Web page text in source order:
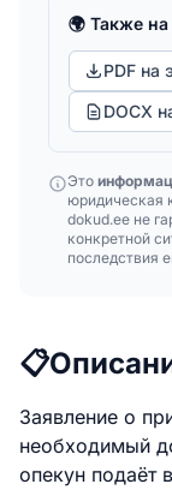
🌍 Также
PDF на
DOCX
Это
юридическая
dokud.ee не
конкретной
последствия
📋
Заявление о
необходимый
опекун подаёт